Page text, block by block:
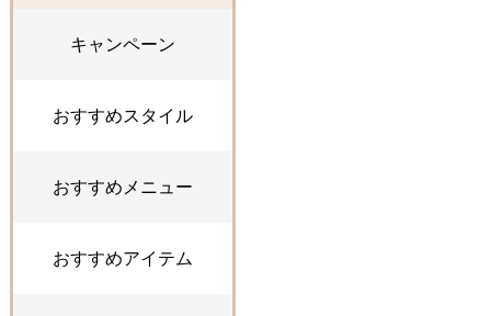
キャンペーン
おすすめスタイル
おすすめメニュー
おすすめアイテム